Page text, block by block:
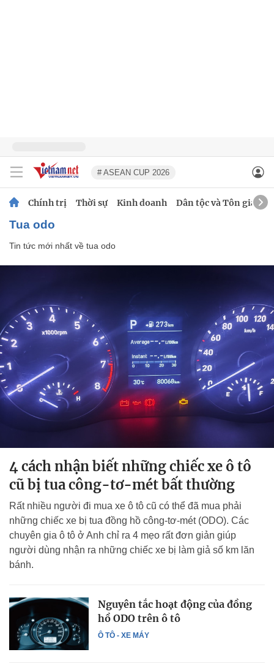
# ASEAN CUP 2026
Chính trị Thời sự Kinh doanh Dân tộc và Tôn giáo
tua odo
Tin tức mới nhất về tua odo
4 cách nhận biết những chiếc xe ô tô
cũ bị tua công-tơ-mét bất thường
Rất nhiều người đi mua xe ô tô cũ có thể đã mua phải
những chiếc xe bị tua đồng hồ công-tơ-mét (ODO). Các
chuyên gia ô tô ở Anh chỉ ra 4 mẹo rất đơn giản giúp
người dùng nhận ra những chiếc xe bị làm giả số km lăn
bánh.
Ô TÔ - XE MÁY
Nguyên tắc hoạt động của đồng
hồ ODO trên ô tô